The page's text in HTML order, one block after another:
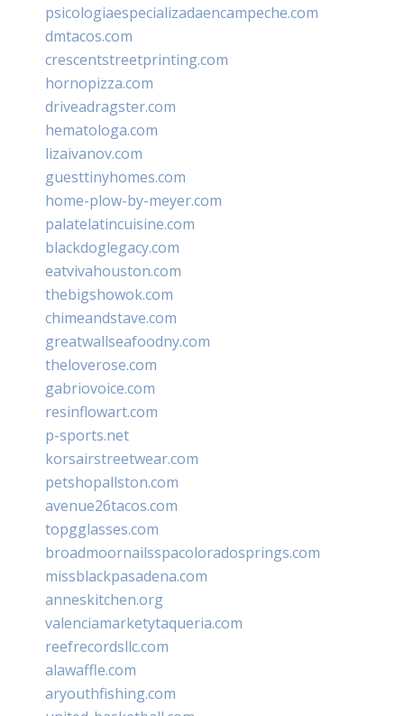
psicologiaespecializadaencampeche.com
dmtacos.com
crescentstreetprinting.com
hornopizza.com
driveadragster.com
hematologa.com
lizaivanov.com
guesttinyhomes.com
home-plow-by-meyer.com
palatelatincuisine.com
blackdoglegacy.com
eatvivahouston.com
thebigshowok.com
chimeandstave.com
greatwallseafoodny.com
theloverose.com
gabriovoice.com
resinflowart.com
p-sports.net
korsairstreetwear.com
petshopallston.com
avenue26tacos.com
topgglasses.com
broadmoornailsspacoloradosprings.com
missblackpasadena.com
anneskitchen.org
valenciamarketytaqueria.com
reefrecordsllc.com
alawaffle.com
aryouthfishing.com